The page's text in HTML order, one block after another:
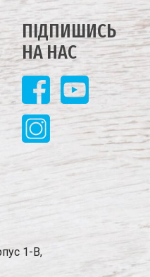
ПIДПИШИСЬ
НА НАС
1-В,